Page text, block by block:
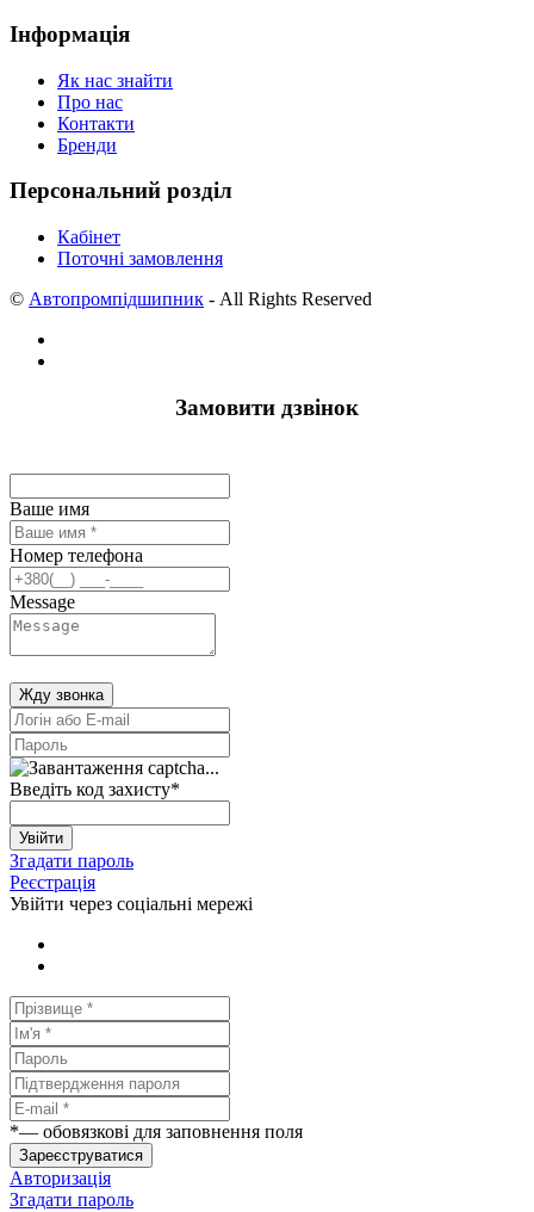
Інформація
Як нас знайти
Про нас
Контакти
Бренди
Персональний розділ
Кабінет
Поточні замовлення
© Автопромпідшипник - All Rights Reserved
Замовити дзвінок
Ваше имя
Номер телефона
Message
Жду звонка
Введіть код захисту*
Увійти
Згадати пароль
Реєстрація
Увійти через соціальні мережі
*— обовязкові для заповнення поля
Зареєструватися
Авторизація
Згадати пароль